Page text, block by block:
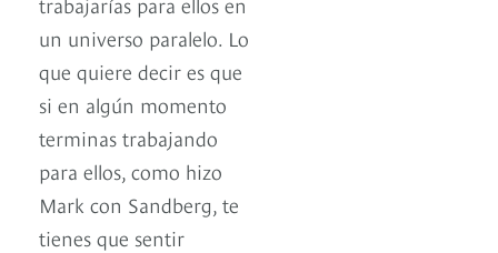
un universo paralelo. Lo
que quiere decir es que
si en algún momento
terminas trabajando
para ellos, como hizo
Mark con Sandberg, te
tienes que sentir